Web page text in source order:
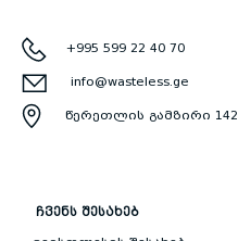
+995 599 22 40 70
info@wasteless.ge
წერეთლის გამზირი 142
ᲩᲕᲔᲜᲡ ᲨᲔᲡᲐᲮᲔᲑ